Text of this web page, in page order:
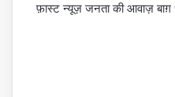
फ़ास्ट न्यूज़ जनता की आवाज़ बाग़